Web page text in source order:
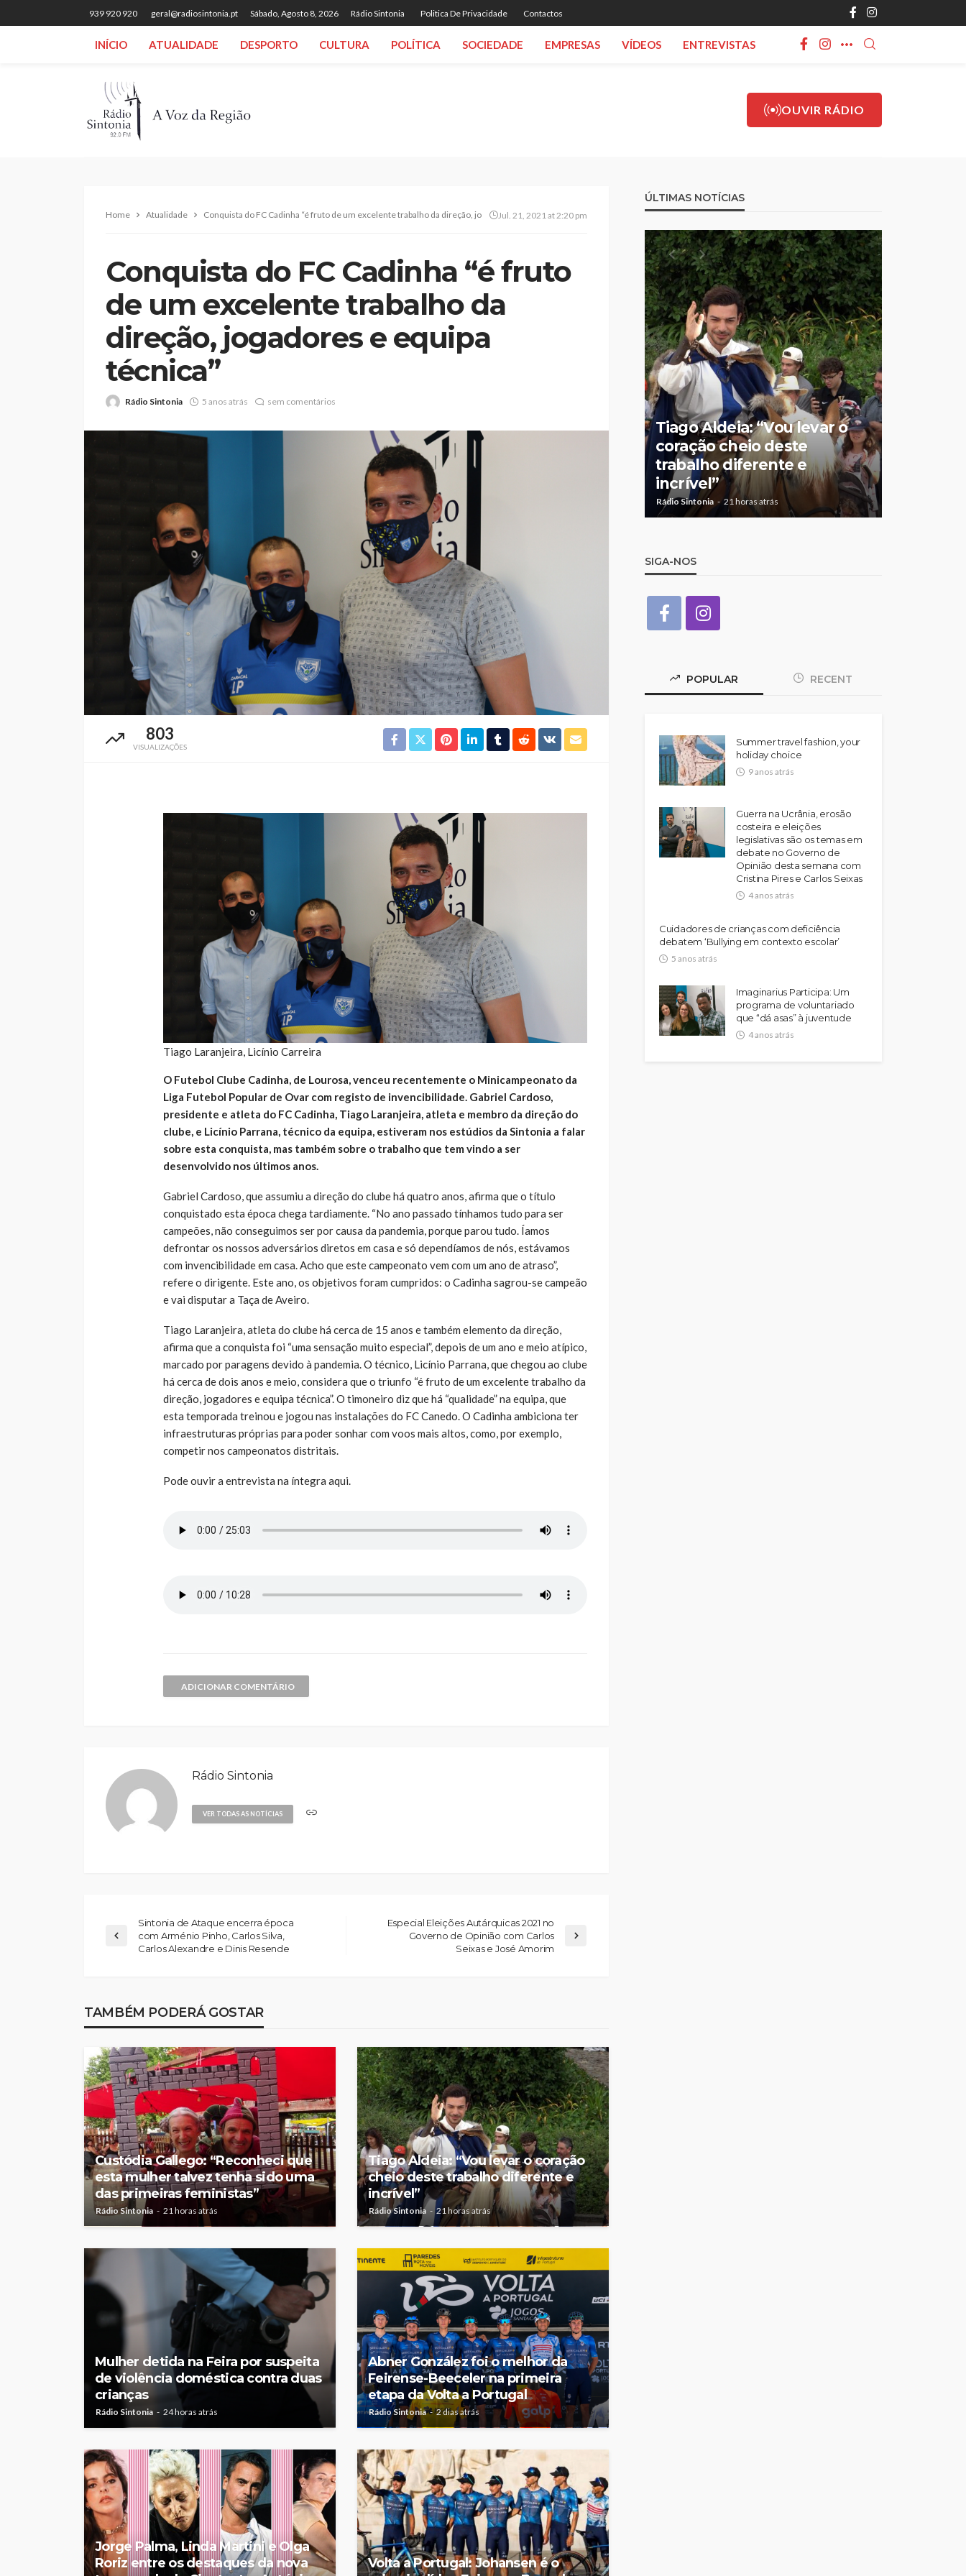
939 920 920 geral@radiosintonia.pt Sábado, Agosto 8, 2026 Rádio Sintonia Politica De Privacidade Contactos
INÍCIO ATUALIDADE DESPORTO CULTURA POLÍTICA SOCIEDADE EMPRESAS VÍDEOS ENTREVISTAS
OUVIR RÁDIO
Home Atualidade Conquista do FC Cadinha “é fruto de um excelente trabalho da direção, jogadores e equipa técnica”
Jul. 21, 2021 at 2:20 pm
Conquista do FC Cadinha “é fruto
de um excelente trabalho da
direção, jogadores e equipa
técnica”
Rádio Sintonia 5 anos atrás sem comentários
803
VISUALIZAÇÕES
Tiago Laranjeira, Licínio Carreira
O Futebol Clube Cadinha, de Lourosa, venceu recentemente o Minicampeonato da
Liga Futebol Popular de Ovar com registo de invencibilidade. Gabriel Cardoso,
presidente e atleta do FC Cadinha, Tiago Laranjeira, atleta e membro da direção do
clube, e Licínio Parrana, técnico da equipa, estiveram nos estúdios da Sintonia a falar
sobre esta conquista, mas também sobre o trabalho que tem vindo a ser
desenvolvido nos últimos anos.
Gabriel Cardoso, que assumiu a direção do clube há quatro anos, afirma que o título
conquistado esta época chega tardiamente. “No ano passado tínhamos tudo para ser
campeões, não conseguimos ser por causa da pandemia, porque parou tudo. Íamos
defrontar os nossos adversários diretos em casa e só dependíamos de nós, estávamos
com invencibilidade em casa. Acho que este campeonato vem com um ano de atraso”,
refere o dirigente. Este ano, os objetivos foram cumpridos: o Cadinha sagrou-se campeão
e vai disputar a Taça de Aveiro.
Tiago Laranjeira, atleta do clube há cerca de 15 anos e também elemento da direção,
afirma que a conquista foi “uma sensação muito especial”, depois de um ano e meio atípico,
marcado por paragens devido à pandemia. O técnico, Licínio Parrana, que chegou ao clube
há cerca de dois anos e meio, considera que o triunfo “é fruto de um excelente trabalho da
direção, jogadores e equipa técnica”. O timoneiro diz que há “qualidade” na equipa, que
esta temporada treinou e jogou nas instalações do FC Canedo. O Cadinha ambiciona ter
infraestruturas próprias para poder sonhar com voos mais altos, como, por exemplo,
competir nos campeonatos distritais.
Pode ouvir a entrevista na íntegra aqui.
ADICIONAR COMENTÁRIO
Rádio Sintonia
VER TODAS AS NOTÍCIAS
Sintonia de Ataque encerra época
com Arménio Pinho, Carlos Silva,
Carlos Alexandre e Dinis Resende
Especial Eleições Autárquicas 2021 no
Governo de Opinião com Carlos
Seixas e José Amorim
TAMBÉM PODERÁ GOSTAR
Custódia Gallego: “Reconheci que
esta mulher talvez tenha sido uma
das primeiras feministas”
Rádio Sintonia 21 horas atrás
Tiago Aldeia: “Vou levar o coração
cheio deste trabalho diferente e
incrível”
Rádio Sintonia 21 horas atrás
Mulher detida na Feira por suspeita
de violência doméstica contra duas
crianças
Rádio Sintonia 24 horas atrás
Abner González foi o melhor da
Feirense-Beeceler na primeira
etapa da Volta a Portugal
Rádio Sintonia 2 dias atrás
Jorge Palma, Linda Martini e Olga
Roriz entre os destaques da nova
Volta a Portugal: Johansen é o
ÚLTIMAS NOTÍCIAS
Abner González foi o
Beeceler na primeira etapa
da Volta a Portugal
Rádio Sintonia
“Reconheci que esta
mulher talvez tenha sido
uma das primeiras
feministas”
Rádio Sintonia
Tiago Aldeia: “Vou levar o
coração cheio deste
trabalho diferente e
incrível”
Rádio Sintonia 21 horas atrás
SIGA-NOS
POPULAR RECENT
Summer travel fashion, your
holiday choice
9 anos atrás
Guerra na Ucrânia, erosão
costeira e eleições
legislativas são os temas em
debate no Governo de
Opinião desta semana com
Cristina Pires e Carlos Seixas
4 anos atrás
Cuidadores de crianças com deficiência
debatem ‘Bullying em contexto escolar’
5 anos atrás
Imaginarius Participa: Um
programa de voluntariado
que “dá asas” à juventude
4 anos atrás